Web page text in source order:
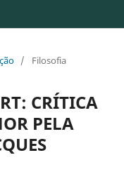
/ Filosofia
CRÍTICA
PELA